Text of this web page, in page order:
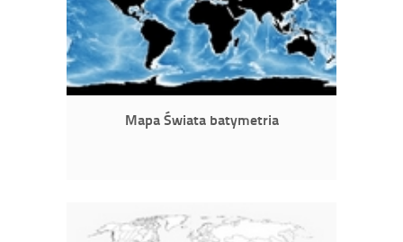
Mapa Świata batymetria